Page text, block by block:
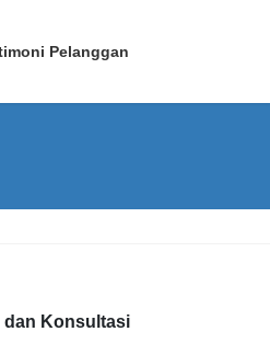
Pelanggan
dan Konsultasi